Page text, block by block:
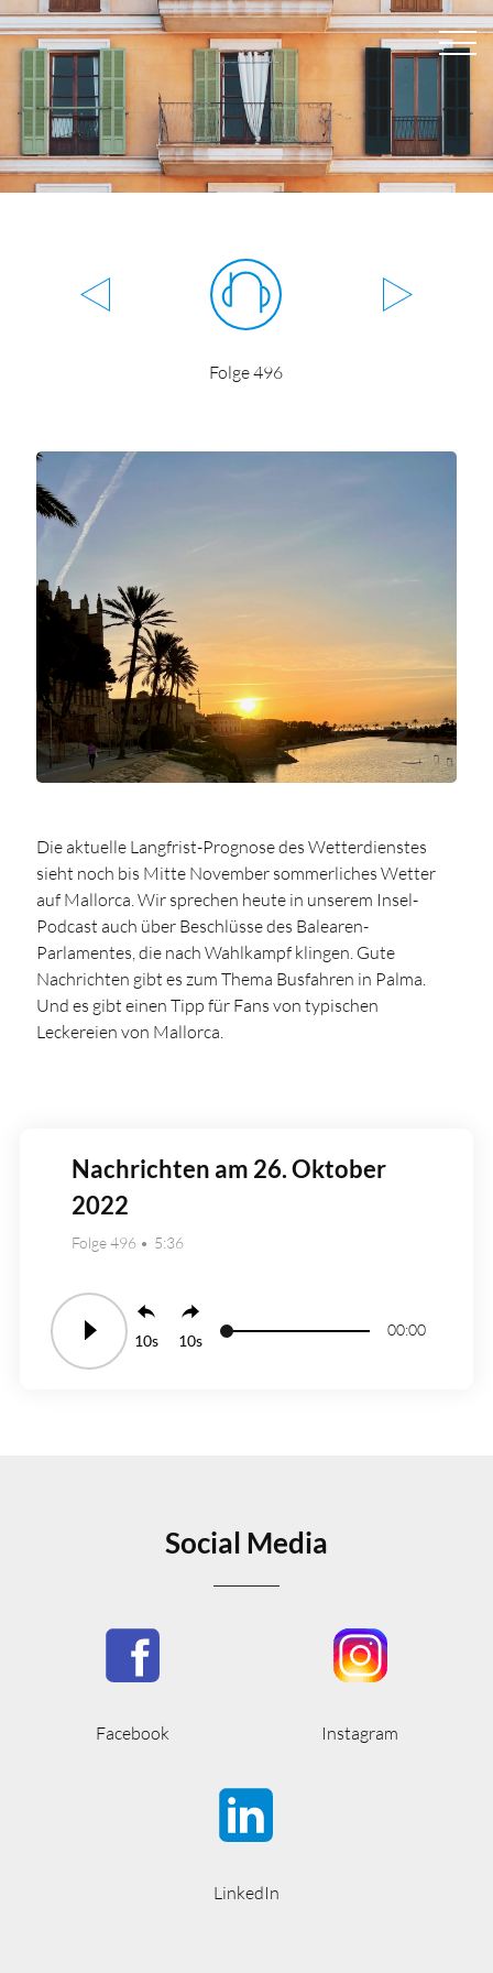
Folge 496
Die aktuelle Langfrist-Prognose des Wetterdienstes
sieht noch bis Mitte November sommerliches Wetter
auf Mallorca. Wir sprechen heute in unserem Insel-
Podcast auch über Beschlüsse des Balearen-
Parlamentes, die nach Wahlkampf klingen. Gute
Nachrichten gibt es zum Thema Busfahren in Palma.
Und es gibt einen Tipp für Fans von typischen
Leckereien von Mallorca.
Nachrichten am 26. Oktober
2022
Folge 496 5:36
10 10
00:00
Social Media
Facebook Instagram
LinkedIn